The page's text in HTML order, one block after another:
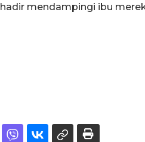
mendampingi ibu